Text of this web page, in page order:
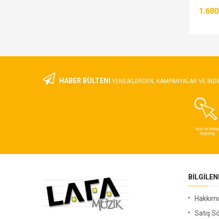
HABER BÜLTENİ YENILIKLERDEN, KAMPANYALAR VE
Satış